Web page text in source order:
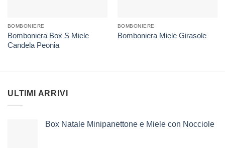
BOMBONIERE
Bomboniera Box S Miele
Candela Peonia
BOMBONIERE
Bomboniera Miele Girasole
ULTIMI ARRIVI
Box Natale Minipanettone e Miele con Nocciole